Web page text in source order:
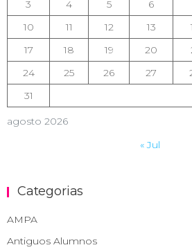
agosto 2026
3 4 5 6
10
11 12 13
17
18 19 20
24
25 26 27
31
« Jul
Categorias
AMPA
Antiguos Alumnos